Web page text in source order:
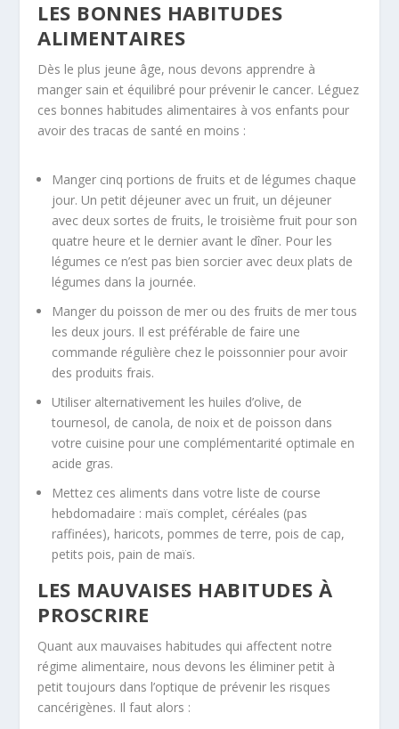
LES BONNES HABITUDES
ALIMENTAIRES
Dès le plus jeune âge, nous devons apprendre à
manger sain et équilibré pour prévenir le cancer. Léguez
ces bonnes habitudes alimentaires à vos enfants pour
avoir des tracas de santé en moins :
Manger cinq portions de fruits et de légumes chaque
jour. Un petit déjeuner avec un fruit, un déjeuner
avec deux sortes de fruits, le troisième fruit pour son
quatre heure et le dernier avant le dîner. Pour les
légumes ce n’est pas bien sorcier avec deux plats de
légumes dans la journée.
Manger du poisson de mer ou des fruits de mer tous
les deux jours. Il est préférable de faire une
commande régulière chez le poissonnier pour avoir
des produits frais.
Utiliser alternativement les huiles d’olive, de
tournesol, de canola, de noix et de poisson dans
votre cuisine pour une complémentarité optimale en
acide gras.
Mettez ces aliments dans votre liste de course
hebdomadaire : maïs complet, céréales (pas
raffinées), haricots, pommes de terre, pois de cap,
petits pois, pain de maïs.
LES MAUVAISES HABITUDES À
PROSCRIRE
Quant aux mauvaises habitudes qui affectent notre
régime alimentaire, nous devons les éliminer petit à
petit toujours dans l’optique de prévenir les risques
cancérigènes. Il faut alors :